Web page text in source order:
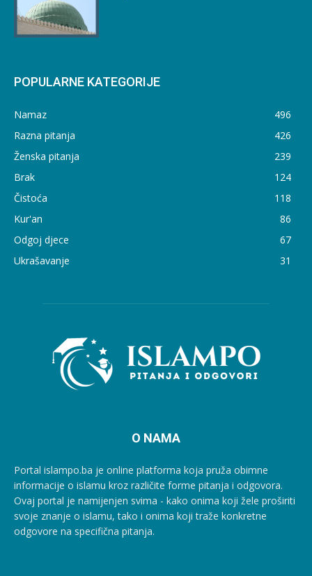
POPULARNE KATEGORIJE
Namaz
496
Razna pitanja
426
Ženska pitanja
239
Brak
124
Čistoća
118
Kur'an
86
Odgoj djece
67
Ukrašavanje
31
O NAMA
Portal islampo.ba je online platforma koja pruža obimne
informacije o islamu kroz različite forme pitanja i odgovora.
Ovaj portal je namijenjen svima - kako onima koji žele proširiti
svoje znanje o islamu, tako i onima koji traže konkretne
odgovore na specifična pitanja.